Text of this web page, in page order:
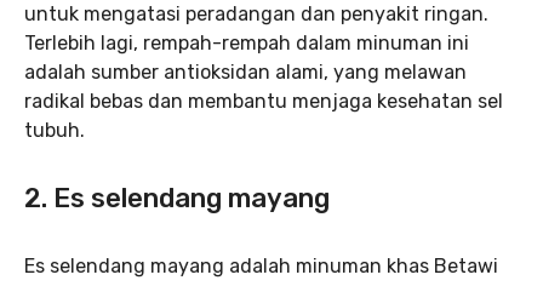
untuk mengatasi peradangan dan penyakit ringan.
Terlebih lagi, rempah-rempah dalam minuman ini
adalah sumber antioksidan alami, yang melawan
radikal bebas dan membantu menjaga kesehatan sel
tubuh.
2. Es selendang mayang
Es selendang mayang adalah minuman khas Betawi